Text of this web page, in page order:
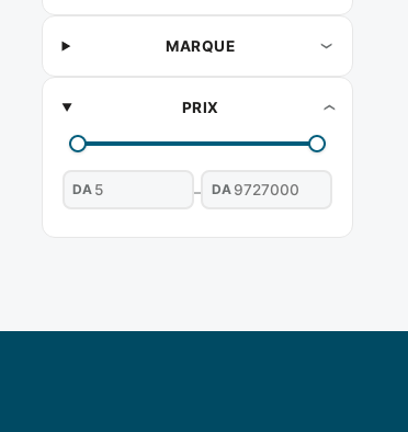
MARQUE
PRIX
DA – DA